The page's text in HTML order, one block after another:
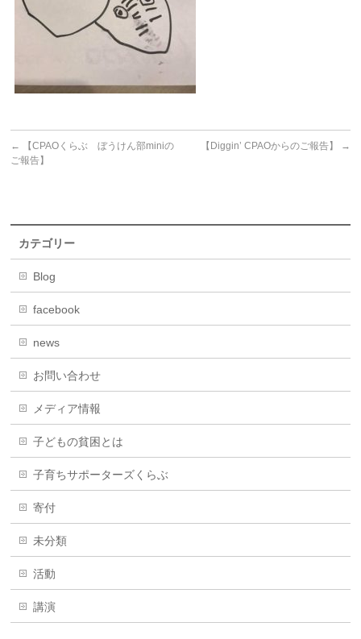
←
【CPAOくらぶ ぼうけん部miniの
ご報告】
【Diggin’ CPAOからのご報告】 →
カテゴリー
Blog
facebook
news
お問い合わせ
メディア情報
子どもの貧困とは
子育ちサポーターズくらぶ
寄付
未分類
活動
講演